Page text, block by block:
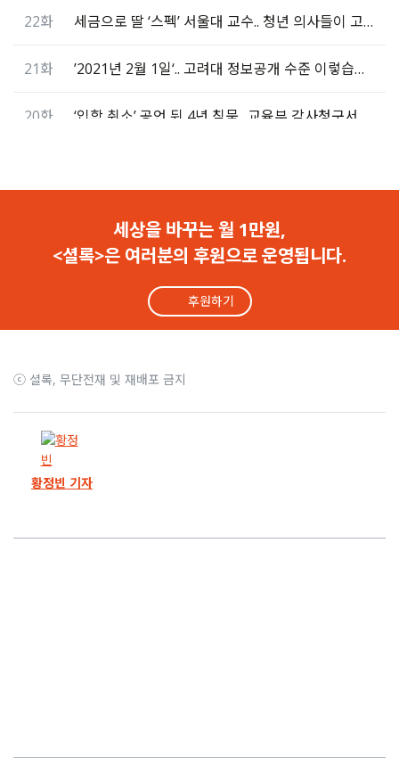
22화 세금으로 딸 ‘스펙’ 서울대 교수.. 청년 의사들이 고발
21화 ’2021년 2월 1일‘.. 고려대 정보공개 수준 이렇습니다
20화
고려대, 미성년 부정논문 공개 거부.. “사생활 침해”
13화
12화 부정 논문 공개는 “개인사생활 침해”라는 교육부
11화 입시비리 봐주는 교육부.. 공익감사를 청구합니다
세상을 바꾸는 월 1만원,
<셜록>은 여러분의 후원으로 운영됩니다.
후원하기
ⓒ 셜록, 무단전재 및 재배포 금지
황정빈 기자